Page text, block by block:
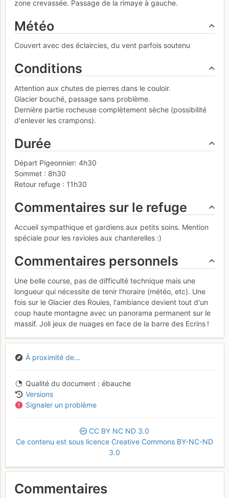
zone crevassée. Passage de la rimaye à gauche.
Météo
Couvert avec des éclaircies, du vent parfois soutenu
Conditions
Attention aux chutes de pierres dans le couloir.
Glacier bouché, passage sans problème.
Dernière partie rocheuse complètement sèche (possibilité
d'enlever les crampons).
Durée
Départ Pigeonnier: 4h30
Sommet : 8h30
Retour refuge : 11h30
Commentaires sur le refuge
Accueil sympathique et gardiens aux petits soins. Mention
spéciale pour les ravioles aux chanterelles :)
Commentaires personnels
Une belle course, pas de difficulté technique mais une
longueur qui nécessite de tenir l'horaire (météo, etc). Une
fois sur le Glacier des Rouies, l'ambiance devient tout d'un
coup haute montagne avec un panorama permanent sur le
massif. Joli jeux de nuages en face de la barre des Ecrins !
À proximité de...
Qualité du document
ébauche
Versions
Signaler un problème
CC BY NC ND 3.0
Ce contenu est sous licence Creative Commons BY-NC-ND
3.0
Commentaires